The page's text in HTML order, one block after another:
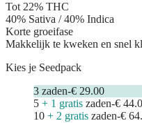
Tot 22% THC
40% Sativa / 40% Indica
Korte groeifase
Makkelijk te kweken en snel
Kies je Seedpack
3 zaden-€ 29.00
5 + 1 gratis zaden-€
10 + 2 gratis zaden-€